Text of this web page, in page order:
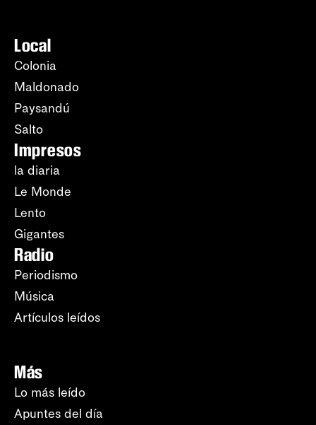
Local
Colonia
Maldonado
Paysandú
Salto
Impresos
la diaria
Le Monde
Lento
Gigantes
Radio
Periodismo
Música
Artículos leídos
Más
Lo más leído
Apuntes del día